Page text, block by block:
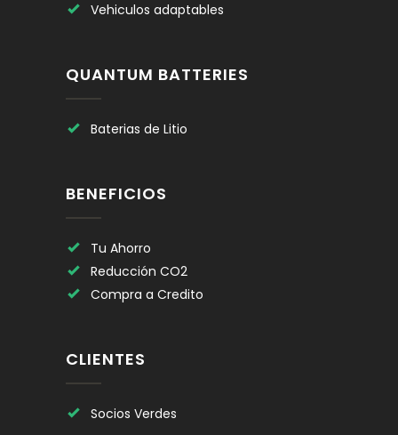
Vehiculos adaptables
QUANTUM BATTERIES
Baterias de Litio
BENEFICIOS
Tu Ahorro
Reducción CO2
Compra a Credito
CLIENTES
Socios Verdes